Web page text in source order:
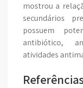
mostrou a
secundários
possuem
antibiótico,
atividades